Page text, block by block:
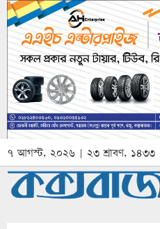
৭ আগস্ট, ২০২৬ | ২৩ শ্রাবণ,